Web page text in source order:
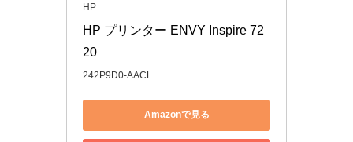
HP
HP プリンター ENVY Inspire 72
20
242P9D0-AACL
Amazonで見る